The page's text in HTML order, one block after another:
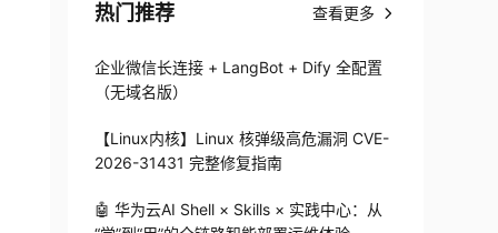
热门推荐 查看更多
企业微信长连接 + LangBot + Dify 全配置
（无域名版）
【Linux内核】Linux 核弹级高危漏洞 CVE-
2026-31431 完整修复指南
🤖 华为云AI Shell × Skills × 实践中心：从